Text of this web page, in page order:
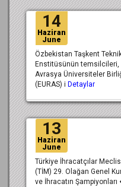
14
Haziran
June
Özbekistan Taşkent
Enstitüsünün temsilcileri,
Avrasya Üniversiteler
(EURAS) i Detaylar
13
Haziran
June
Türkiye İhracatçılar
(TİM) 29. Olağan Genel
ve İhracatın